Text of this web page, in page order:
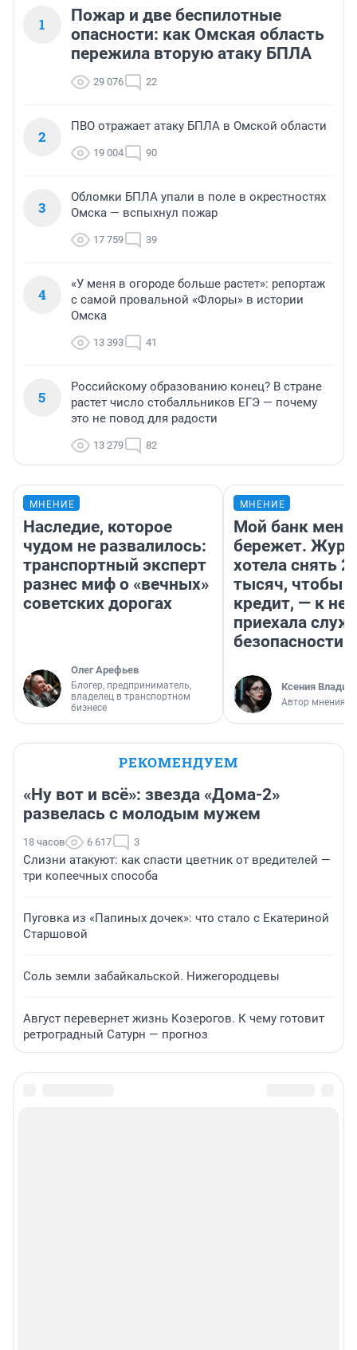
1
Пожар и две беспилотные
опасности: как Омская область
пережила вторую атаку БПЛА
29 076 22
2
ПВО отражает атаку БПЛА в Омской области
19 004 90
3
Обломки БПЛА упали в поле в окрестностях
Омска — вспыхнул пожар
17 759 39
4
«У меня в огороде больше растет»: репортаж
с самой провальной «Флоры» в истории
Омска
13 393 41
5
Российскому образованию конец? В стране
растет число стобалльников ЕГЭ — почему
это не повод для радости
13 279 82
МНЕНИЕ
Наследие, которое
чудом не развалилось:
транспортный эксперт
разнес миф о «вечных»
советских дорогах
Олег Арефьев
Блогер, предприниматель,
владелец в транспортном
бизнесе
МНЕНИЕ
Мой банк меня
бережет.
хотела снять
тысяч, чтобы
кредит, — к
приехала
безопасности
Ксения
Автор мнения
РЕКОМЕНДУЕМ
«Ну вот и всё»: звезда «Дома-2»
развелась с молодым мужем
18 часов 6 617 3
Слизни атакуют: как спасти цветник от вредителей —
три копеечных способа
Пуговка из «Папиных дочек»: что стало с Екатериной
Старшовой
Соль земли забайкальской. Нижегородцевы
Август перевернет жизнь Козерогов. К чему готовит
ретроградный Сатурн — прогноз